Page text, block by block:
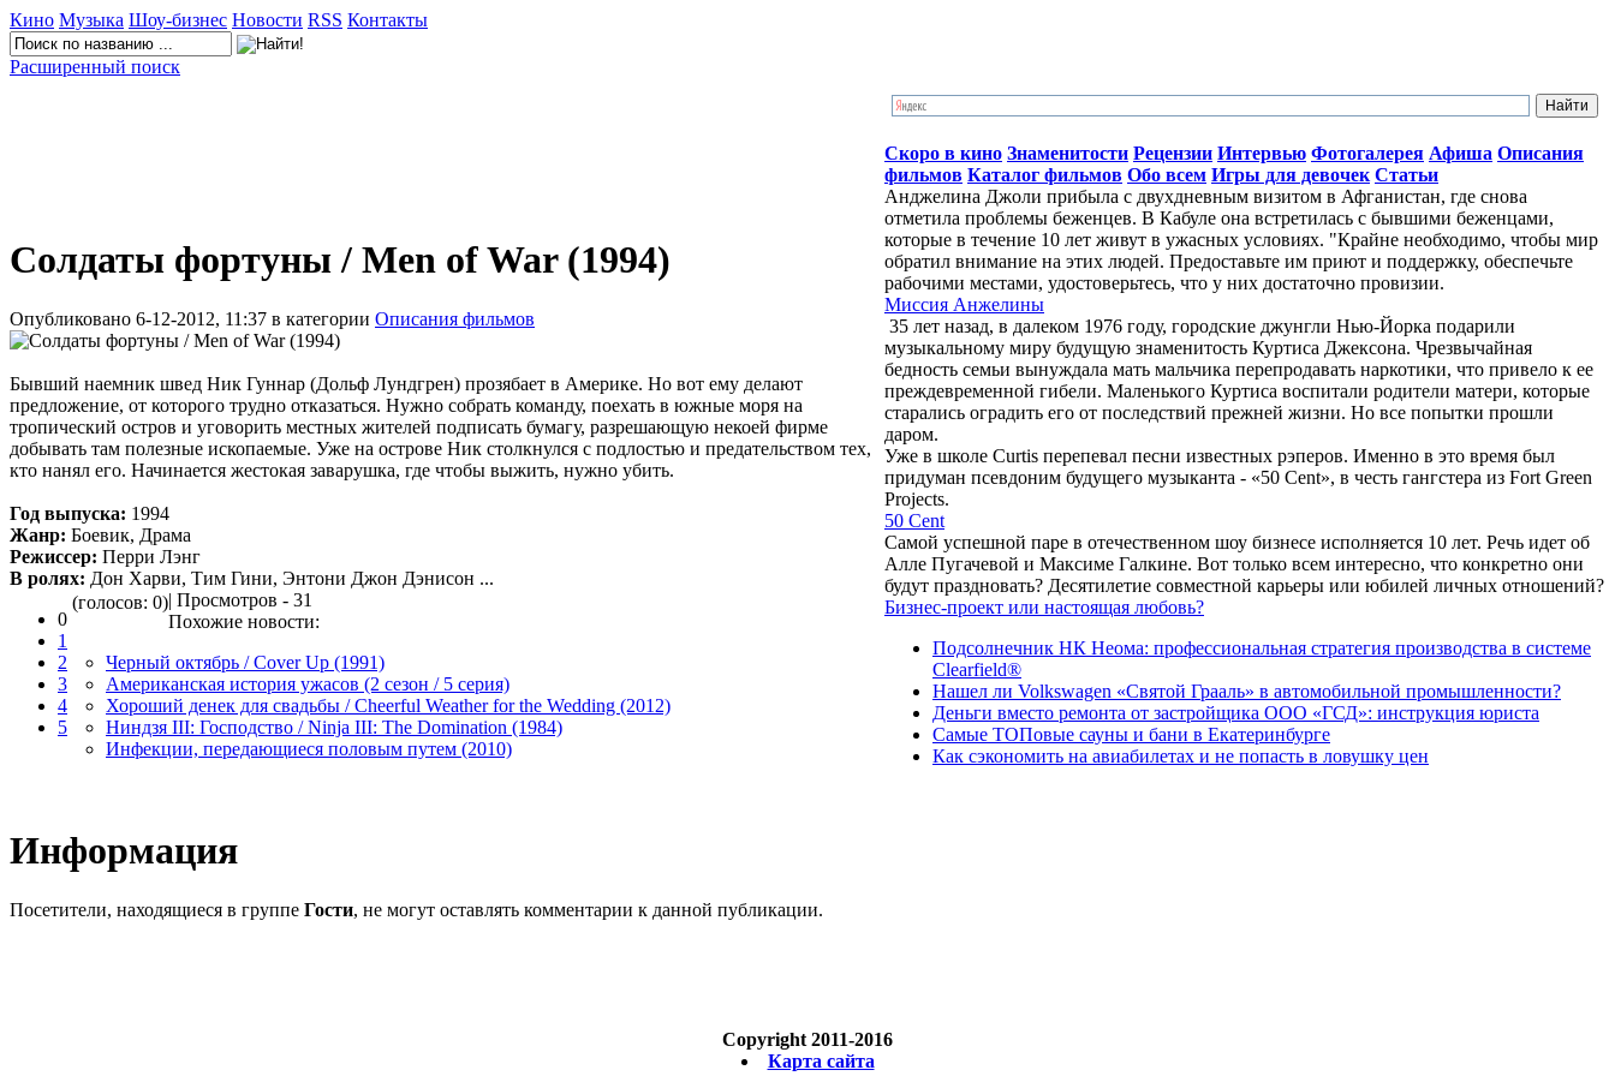
Кино Музыка Шоу-бизнес Новости RSS Контакты
Расширенный поиск
Солдаты фортуны / Men of War (1994)
Опубликовано 6-12-2012, 11:37 в категории Описания фильмов
Бывший наемник швед Ник Гуннар (Дольф Лундгрен) прозябает в Америке. Но вот ему делают
предложение, от которого трудно отказаться. Нужно собрать команду, поехать в южные моря на
тропический остров и уговорить местных жителей подписать бумагу, разрешающую некоей фирме
добывать там полезные ископаемые. Уже на острове Ник столкнулся с подлостью и предательством тех,
кто нанял его. Начинается жестокая заварушка, где чтобы выжить, нужно убить.
Год выпуска: 1994
Жанр: Боевик, Драма
Режиссер: Перри Лэнг
В ролях: Дон Харви, Тим Гини, Энтони Джон Дэнисон ...
0
1
2
3
4
5
(голосов: 0)| Просмотров - 31
Похожие новости:
Черный октябрь / Cover Up (1991)
Американская история ужасов (2 сезон / 5 серия)
Хороший денек для свадьбы / Cheerful Weather for the Wedding (2012)
Ниндзя III: Господство / Ninja III: The Domination (1984)
Инфекции, передающиеся половым путем (2010)
Информация
Посетители, находящиеся в группе Гости, не могут оставлять комментарии к данной публикации.
Скоро в кино Знаменитости Рецензии Интервью Фотогалерея Афиша Описания
фильмов Каталог фильмов Обо всем Игры для девочек Статьи
Анджелина Джоли прибыла с двухдневным визитом в Афганистан, где снова
отметила проблемы беженцев. В Кабуле она встретилась с бывшими беженцами,
которые в течение 10 лет живут в ужасных условиях. "Крайне необходимо, чтобы мир
обратил внимание на этих людей. Предоставьте им приют и поддержку, обеспечьте
рабочими местами, удостоверьтесь, что у них достаточно провизии.
Миссия Анжелины
35 лет назад, в далеком 1976 году, городские джунгли Нью-Йорка подарили
музыкальному миру будущую знаменитость Куртиса Джексона. Чрезвычайная
бедность семьи вынуждала мать мальчика перепродавать наркотики, что привело к ее
преждевременной гибели. Маленького Куртиса воспитали родители матери, которые
старались оградить его от последствий прежней жизни. Но все попытки прошли
даром.
Уже в школе Curtis перепевал песни известных рэперов. Именно в это время был
придуман псевдоним будущего музыканта - «50 Cent», в честь гангстера из Fort Green
Projects.
50 Cent
Самой успешной паре в отечественном шоу бизнесе исполняется 10 лет. Речь идет об
Алле Пугачевой и Максиме Галкине. Вот только всем интересно, что конкретно они
будут праздновать? Десятилетие совместной карьеры или юбилей личных отношений?
Бизнес-проект или настоящая любовь?
Подсолнечник НК Неома: профессиональная стратегия производства в системе
Clearfield®
Нашел ли Volkswagen «Святой Грааль» в автомобильной промышленности?
Деньги вместо ремонта от застройщика ООО «ГСД»: инструкция юриста
Самые ТОПовые сауны и бани в Екатеринбурге
Как сэкономить на авиабилетах и не попасть в ловушку цен
Copyright 2011-2016
Карта сайта